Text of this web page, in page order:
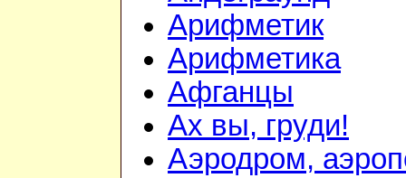
Арифметик
Арифметика
Афганцы
Ах вы, груди!
Аэродром,